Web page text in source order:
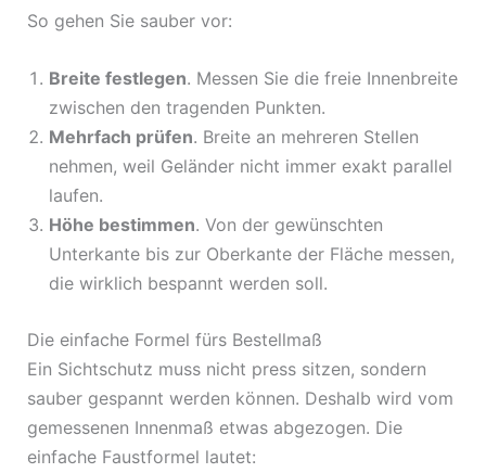
So gehen Sie sauber vor:
Breite festlegen. Messen Sie die freie Innenbreite
zwischen den tragenden Punkten.
Mehrfach prüfen. Breite an mehreren Stellen
nehmen, weil Geländer nicht immer exakt parallel
laufen.
Höhe bestimmen. Von der gewünschten
Unterkante bis zur Oberkante der Fläche messen,
die wirklich bespannt werden soll.
Die einfache Formel fürs Bestellmaß
Ein Sichtschutz muss nicht press sitzen, sondern
sauber gespannt werden können. Deshalb wird vom
gemessenen Innenmaß etwas abgezogen. Die
einfache Faustformel lautet: